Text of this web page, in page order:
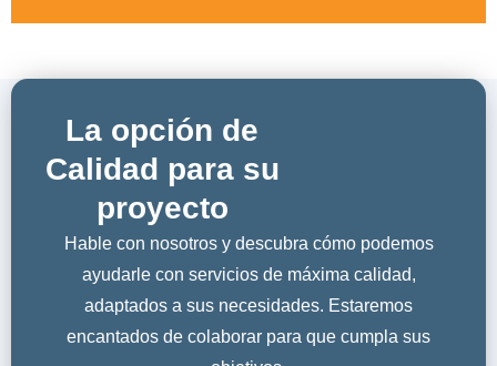
La opción de
Calidad para su
proyecto
Hable con nosotros y descubra cómo podemos
ayudarle con servicios de máxima calidad,
adaptados a sus necesidades. Estaremos
encantados de colaborar para que cumpla sus